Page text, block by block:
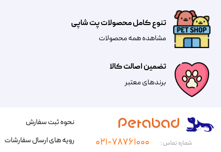
تضمین اصالت کالا
​​برندهای معتبر​​​​​​​
تنوع کامل محصولات پت شاپی
مشاهده همه محصولات
شماره تماس : ۰۲۱-۷۸۷۶۱۰۰۰
نحوه ثبت سفارش
رویه های ارسال سفارشات